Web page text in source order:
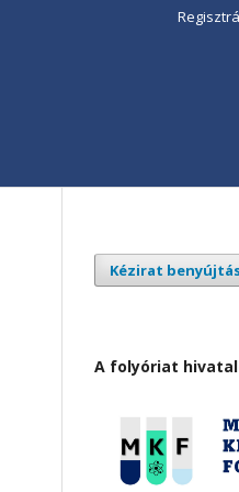
Kézirat
A folyóriat